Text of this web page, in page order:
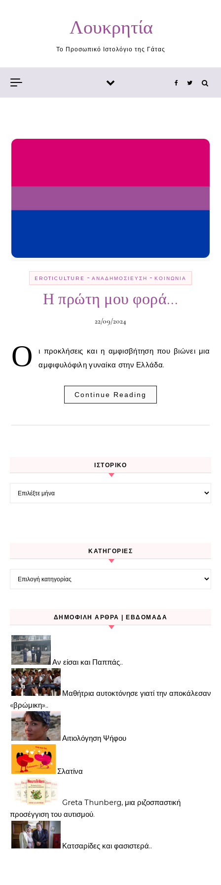
Λουκρητία
Το Προσωπικό Ιστολόγιο της Γάτας
EROTICULTURE - ΑΝΑΔΗΜΟΣΊΕΥΣΗ - ΚΟΙΝΩΝΊΑ
Η πρώτη μου φορά…
22/09/2024
Ο
ι προκλήσεις και η αμφισβήτηση που βιώνει μια
αμφιφυλόφιλη γυναίκα στην Ελλάδα.
Continue Reading
ΙΣΤΟΡΙΚΌ
Ιστορικό
KΑΤΗΓΟΡΊΕΣ
Kατηγορίες
ΔΗΜΟΦΙΛΉ ΆΡΘΡΑ | ΕΒΔΟΜΆΔΑ
Αν είσαι και Παππάς..
Μαθήτρια αυτοκτόνησε γιατί την αποκάλεσαν
«βρώμικη»..
Αιτιολόγηση Ψήφου
Σλατίνα
Greta Thunberg, μια ριζοσπαστική
προσέγγιση του αυτισμού.
Κατσαρίδες και φασιστερά..